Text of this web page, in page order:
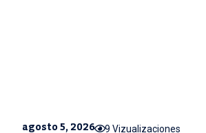
agosto 5, 2026 9 Vizualizaciones